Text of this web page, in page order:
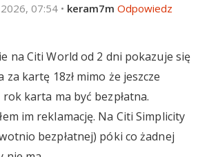
07:54 • keram7m Odpowiedz
na Citi World od 2 dni pokazuje się
za kartę 18zł mimo że jeszcze
karta ma być bezpłatna.
im reklamację. Na Citi Simplicity
bezpłatnej) póki co żadnej